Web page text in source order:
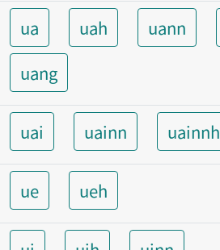
ua uah uann
uang
uai uainn uainnh
ue ueh